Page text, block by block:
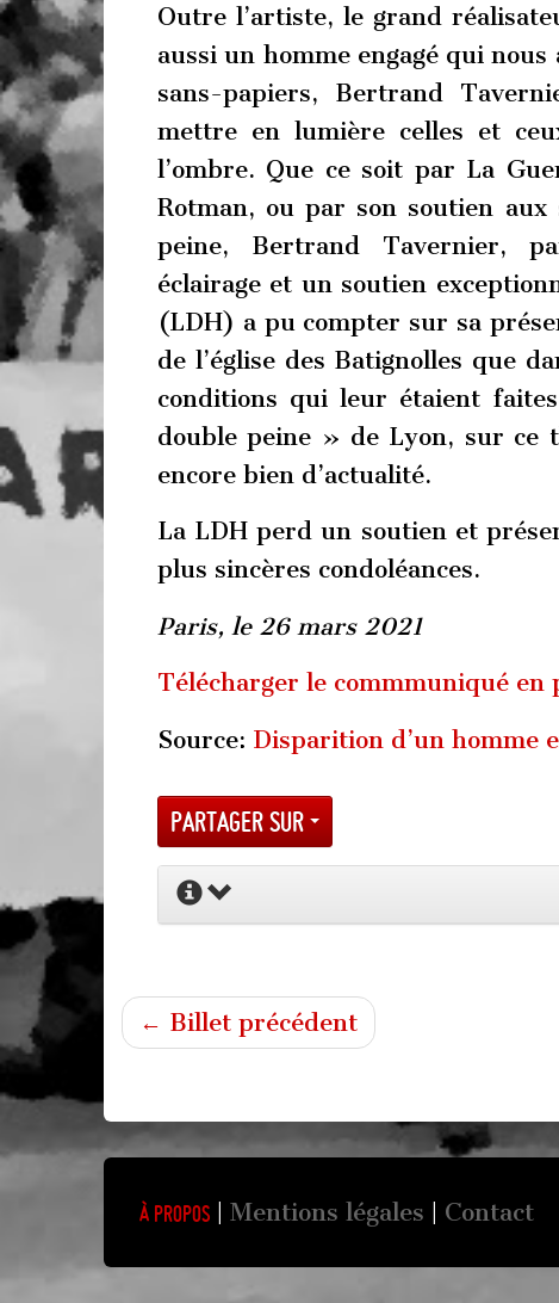
Outre l’artiste, le grand
aussi un homme engagé qui
sans-papiers, Bertrand
mettre en lumière celles et
l’ombre. Que ce soit par La
Rotman, ou par son soutien
peine, Bertrand Tavernier,
éclairage et un soutien
(LDH) a pu compter sur sa
de l’église des Batignolles que
conditions qui leur étaient
double peine » de Lyon, sur ce
encore bien d’actualité.
La LDH perd un soutien et
plus sincères condoléances.
Paris, le 26 mars 2021
Télécharger le commmuniqué en
Source: Disparition d’un homme
Partager sur
← Billet précédent
À propos Mentions légales Contact